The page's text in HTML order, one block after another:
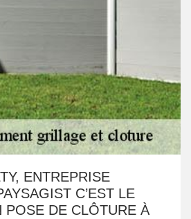
ENTREPRISE
C’EST LE
POSE DE CLÔTURE À